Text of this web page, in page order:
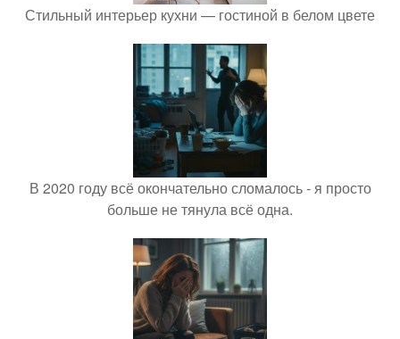
Стильный интерьер кухни — гостиной в белом цвете
В 2020 году всё окончательно сломалось - я просто
больше не тянула всё одна.